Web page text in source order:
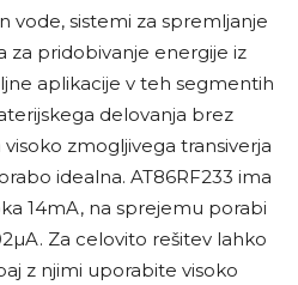
vode, sistemi za spremljanje
za pridobivanje energije iz
aplikacije v teh segmentih
delovanja brez
zmogljivega transiverja
idealna. AT86RF233 ima
14mA, na sprejemu porabi
Za celovito rešitev lahko
z njimi uporabite visoko